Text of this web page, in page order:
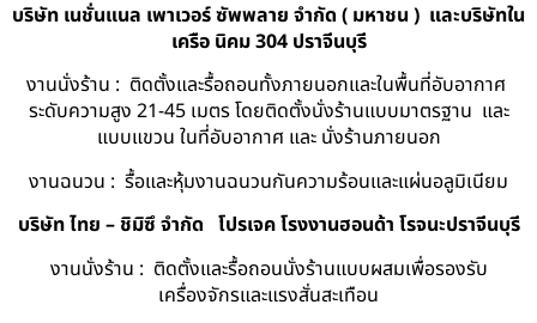
บริษัท เนชั่นแนล เพาเวอร์ ซัพพลาย จำกัด ( มหาชน ) และบริษัทใน
เครือ นิคม 304 ปราจีนบุรี
งานนั่งร้าน : ติดตั้งและรื้อถอนทั้งภายนอกและในพื้นที่อับอากาศ
ระดับความสูง 21-45 เมตร โดยติดตั้งนั่งร้านแบบมาตรฐาน และ
แบบแขวน ในที่อับอากาศ และ นั่งร้านภายนอก
งานฉนวน : รื้อและหุ้มงานฉนวนกันความร้อนและแผ่นอลูมิเนียม
บริษัท ไทย – ชิมิซึ จำกัด โปรเจค โรงงานฮอนด้า โรจนะปราจีนบุรี
งานนั่งร้าน : ติดตั้งและรื้อถอนนั่งร้านแบบผสมเพื่อรองรับ
เครื่องจักรและแรงสั่นสะเทือน